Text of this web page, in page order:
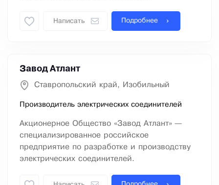
Написать Подробнее
Завод Атлант
Ставропольский край, Изобильный
Производитель электрических соединителей
Акционерное Общество «Завод Атлант» —
специализированное российское
предприятие по разработке и производству
электрических соединителей.